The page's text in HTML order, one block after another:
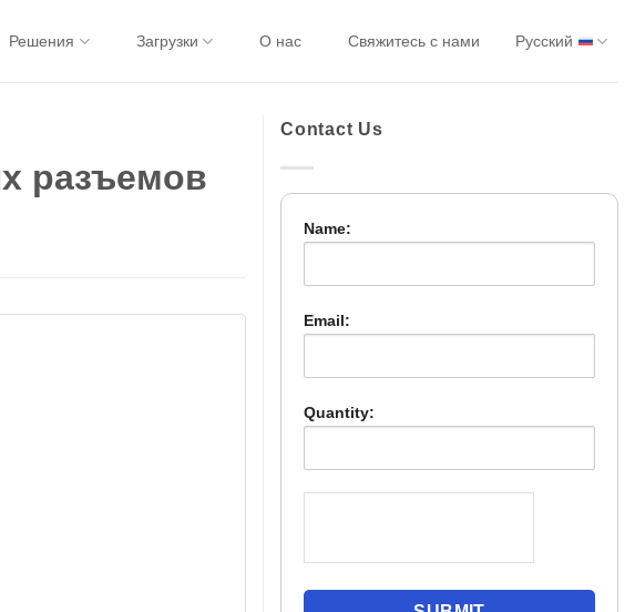
Решения Загрузки О нас Свяжитесь с нами Русский
разъемов
Contact Us
Name:
Email:
Quantity: